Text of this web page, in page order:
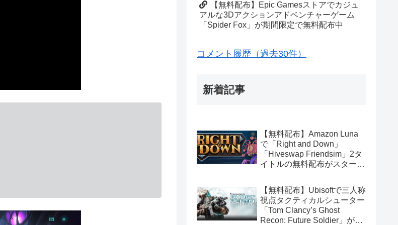
【無料配布】Epic Gamesストアでカジュ
アルな3Dアクションアドベンチャーゲーム
「Spider Fox」が期間限定で無料配布中
コメント履歴（過去30件）
新着記事
【無料配布】Amazon Luna
で「Right and Down」
「Hiveswap Friendsim」2タ
イトルの無料配布がスタート
【無料配布】Ubisoftで三人称
視点タクティカルシューター
「Tom Clancy’s Ghost
Recon: Future Soldier」が期